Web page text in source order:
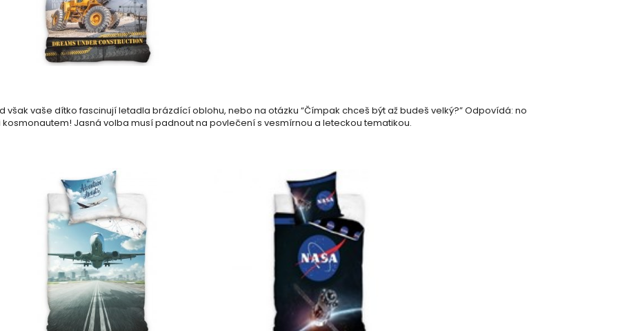
však vaše dítko fascinují letadla brázdící oblohu, nebo na otázku “Čímpak chceš být až budeš velký?” Odpovídá: no
Jasná volba musí padnout na povlečení s vesmírnou a leteckou tematikou.